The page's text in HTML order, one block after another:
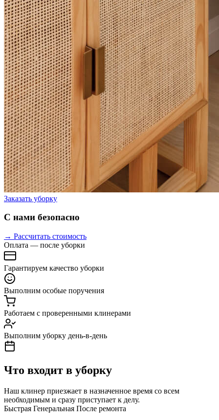
Заказать уборку
С нами безопасно
→ Рассчитать стоимость
Оплата — после уборки
Гарантируем качество уборки
Выполним особые поручения
Работаем с проверенными клинерами
Выполним уборку день-в-день
Что входит в уборку
Наш клинер приезжает в назначенное время со всем
необходимым и сразу приступает к делу.
Быстрая Генеральная После ремонта